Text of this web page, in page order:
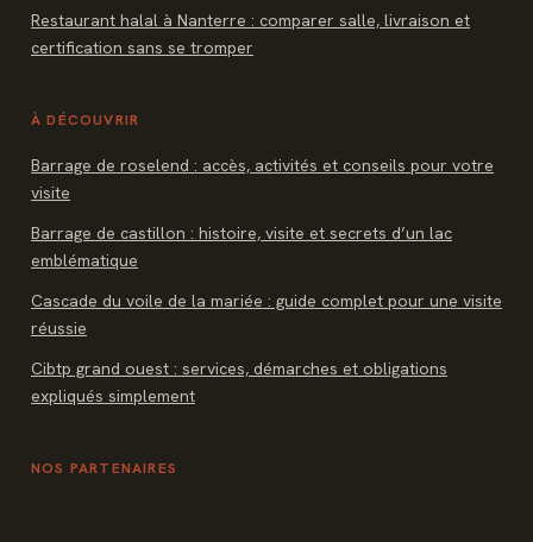
Restaurant halal à Nanterre : comparer salle, livraison et
certification sans se tromper
À DÉCOUVRIR
Barrage de roselend : accès, activités et conseils pour votre
visite
Barrage de castillon : histoire, visite et secrets d’un lac
emblématique
Cascade du voile de la mariée : guide complet pour une visite
réussie
Cibtp grand ouest : services, démarches et obligations
expliqués simplement
NOS PARTENAIRES